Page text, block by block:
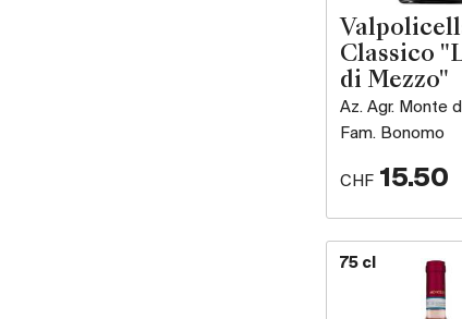
Classico
di Mezzo"
Az. Agr. Monte
Fam. Bonomo
CHF 15.50
75 cl